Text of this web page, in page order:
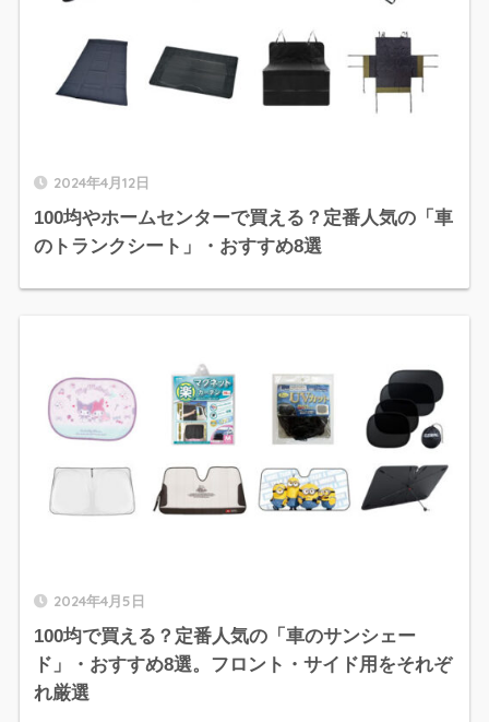
2024年4月12日
100均やホームセンターで買える？定番人気の「車
のトランクシート」・おすすめ8選
2024年4月5日
100均で買える？定番人気の「車のサンシェー
ド」・おすすめ8選。フロント・サイド用をそれぞ
れ厳選